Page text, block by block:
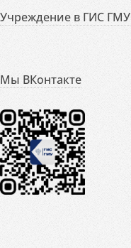
Учреждение в ГИС ГМУ
Мы ВКонтакте